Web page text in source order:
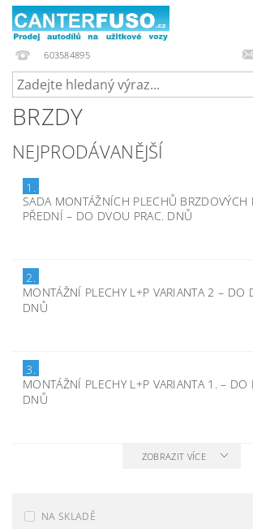
603584895
BRZDY
NEJPRODÁVANĚJŠÍ
1.
SADA MONTÁŽNÍCH PLECHŮ BRZDOVÝCH
PŘEDNÍ– DO DVOU PRAC. DNŮ
2.
MONTÁŽNÍ PLECHY L+P VARIANTA 2– DO
DNŮ
3.
MONTÁŽNÍ PLECHY L+P VARIANTA 1.– DO
DNŮ
ZOBRAZIT VÍCE
NA SKLADĚ